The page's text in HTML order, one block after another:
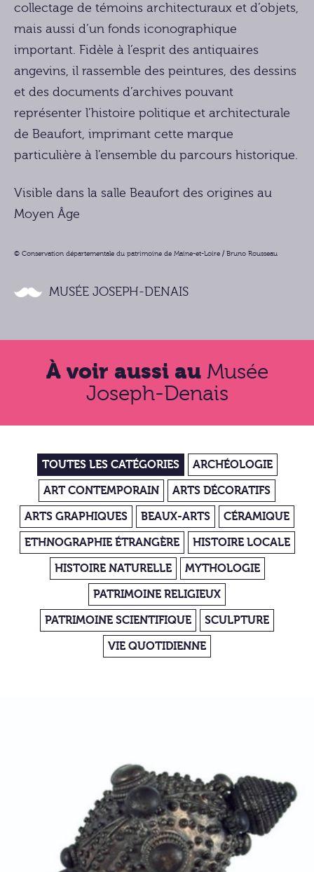
collectage de témoins architecturaux et d’objets,
mais aussi d’un fonds iconographique
important. Fidèle à l’esprit des antiquaires
angevins, il rassemble des peintures, des dessins
et des documents d’archives pouvant
représenter l’histoire politique et architecturale
de Beaufort, imprimant cette marque
particulière à l’ensemble du parcours historique.
Visible dans la salle Beaufort des origines au
Moyen Âge
© Conservation départementale du patrimoine de Maine-et-Loire / Bruno Rousseau
MUSÉE JOSEPH-DENAIS
À voir aussi au Musée
Joseph-Denais
TOUTES LES CATÉGORIES ARCHÉOLOGIE
ART CONTEMPORAIN ARTS DÉCORATIFS
ARTS GRAPHIQUES BEAUX-ARTS CÉRAMIQUE
ETHNOGRAPHIE ÉTRANGÈRE HISTOIRE LOCALE
HISTOIRE NATURELLE MYTHOLOGIE
PATRIMOINE RELIGIEUX
PATRIMOINE SCIENTIFIQUE SCULPTURE
VIE QUOTIDIENNE